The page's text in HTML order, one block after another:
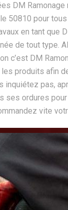
DM
50810 pour
en tant que
de tout type.
c’est DM
produits afin
inquiétez pas,
ses ordures
vite